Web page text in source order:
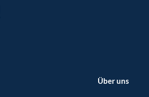
Über uns